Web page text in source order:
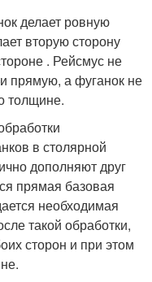
делает ровную
вторую сторону
. Рейсмус не
прямую, а фуганок не
толщине.
в столярной
дополняют друг
прямая базовая
необходимая
такой обработки,
сторон и при этом